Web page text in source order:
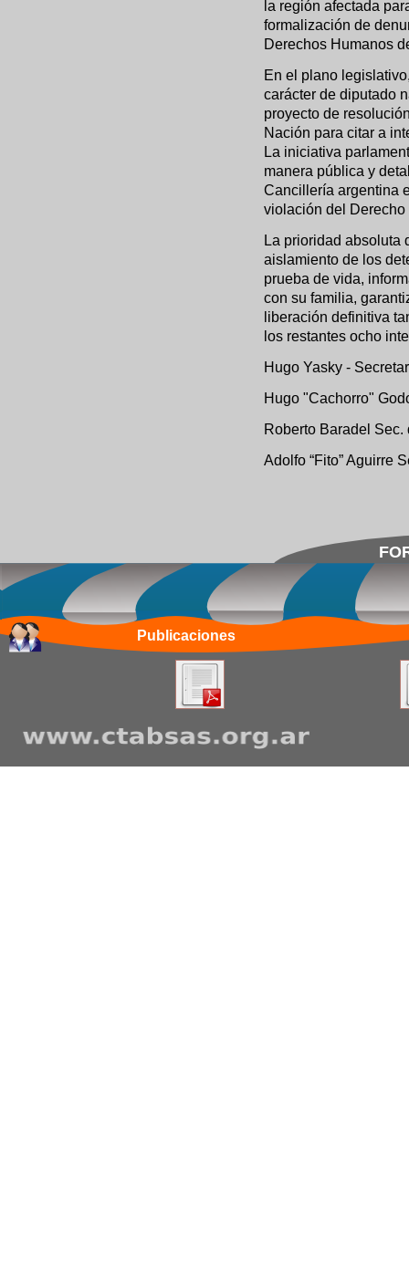
la región afectada
formalización de
Derechos Humanos
En el plano
carácter de diputado
proyecto de
Nación para citar a
La iniciativa
manera pública y
Cancillería argentina
violación del
La prioridad absoluta
aislamiento de los
prueba de vida,
con su familia,
liberación definitiva
los restantes ocho
Hugo Yasky -
Hugo "Cachorro"
Roberto Baradel
Adolfo “Fito” Aguirre
Publicaciones